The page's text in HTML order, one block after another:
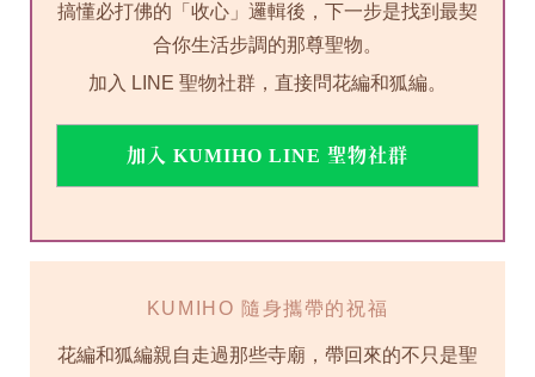
搞懂必打佛的「收心」邏輯後，下一步是找到最契
合你生活步調的那尊聖物。
加入 LINE 聖物社群，直接問花編和狐編。
加入 KUMIHO LINE 聖物社群
KUMIHO 隨身攜帶的祝福
花編和狐編親自走過那些寺廟，帶回來的不只是聖